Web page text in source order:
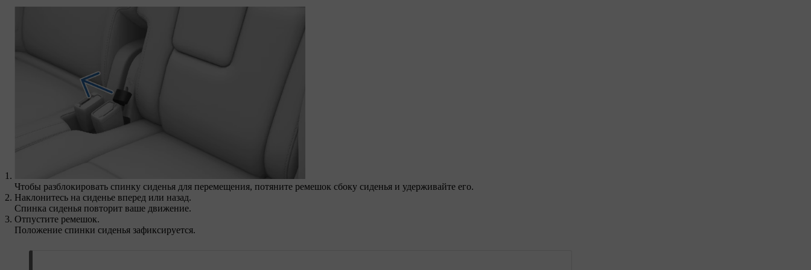
Чтобы разблокировать спинку сиденья для перемещения, потяните ремешок сбоку сиденья и удерживайте его.
Наклонитесь на сиденье вперед или назад.
Спинка сиденья повторит ваше движение.
Отпустите ремешок.
Положение спинки сиденья зафиксируется.